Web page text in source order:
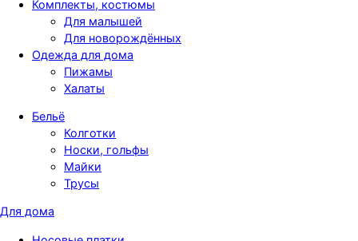
Комплекты, костюмы
Для малышей
Для новорождённых
Одежда для дома
Пижамы
Халаты
Бельё
Колготки
Носки, гольфы
Майки
Трусы
Для дома